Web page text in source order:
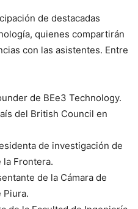
de destacadas
quienes compartirán
con las asistentes. Entre
de BEe3 Technology.
del British Council en
de investigación de
la Frontera.
de la Cámara de
Piura.